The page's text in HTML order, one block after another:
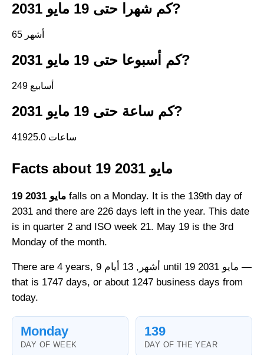
كم شهرا حتى 19 مايو 2031?
65 أشهر
كم أسبوعا حتى 19 مايو 2031?
249 أسابيع
كم ساعة حتى 19 مايو 2031?
41925.0 ساعات
Facts about 19 مايو 2031
19 مايو 2031 falls on a Monday. It is the 139th day of
2031 and there are 226 days left in the year. This date
is in quarter 2 and ISO week 21. May 19 is the 3rd
Monday of the month.
There are 4 years, 9 أشهر, 13 أيام until 19 مايو 2031 —
that is 1747 days, or about 1247 business days from
today.
Monday
DAY OF WEEK
139
DAY OF THE YEAR